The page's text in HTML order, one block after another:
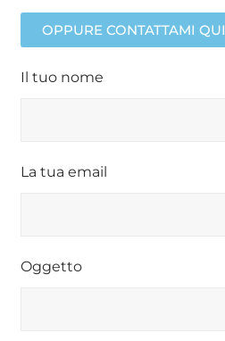
OPPURE CONTATTAMI QUI
Il tuo nome
La tua email
Oggetto